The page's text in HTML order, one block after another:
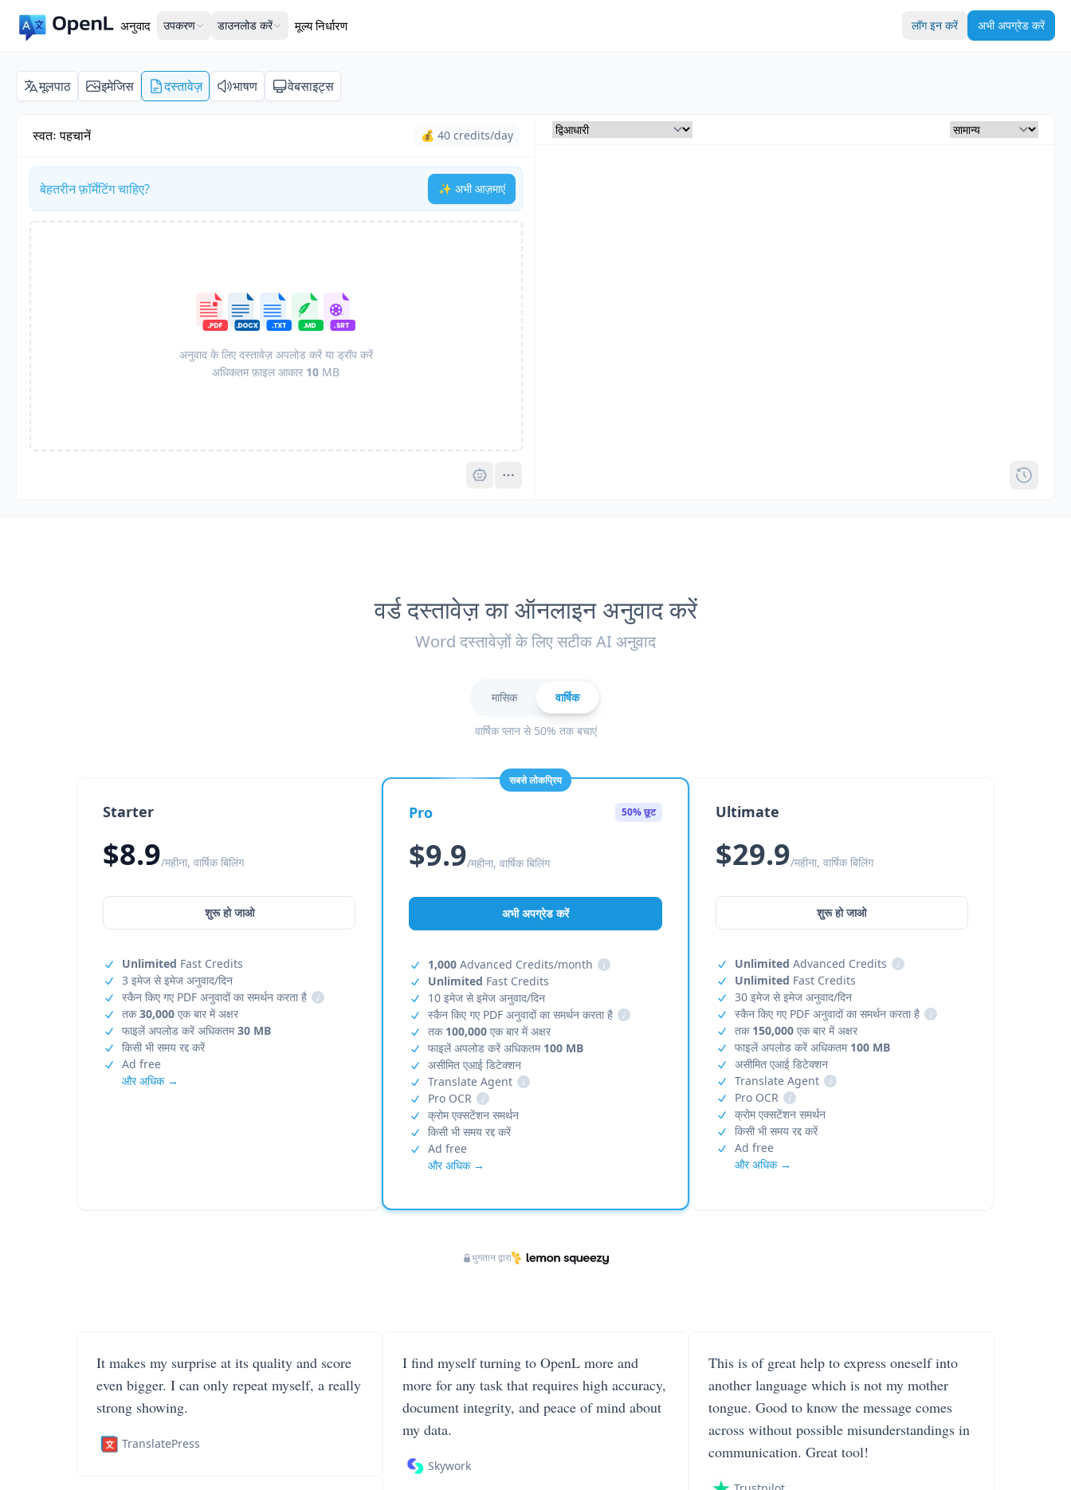
अनुवाद उपकरण डाउनलोड करें मूल्य निर्धारण लॉग इन करें अभी अपग्रेड करें
मूलपाठ इमेजिस दस्तावेज़ भाषण वेबसाइट्स
स्वतः पहचानें 💰 40 credits/day
बेहतरीन फ़ॉर्मेटिंग चाहिए? ✨ अभी आज़माएं
अनुवाद के लिए दस्तावेज़ अपलोड करें या ड्रॉप करें
अधिकतम फ़ाइल आकार 10 MB
Pro
वर्ड दस्तावेज़ का ऑनलाइन अनुवाद करें
Word दस्तावेज़ों के लिए सटीक AI अनुवाद
मासिक वार्षिक
वार्षिक प्लान से 50% तक बचाएं
Starter
$8.9/महीना, वार्षिक बिलिंग
शुरू हो जाओ
Unlimited Fast Credits
3 इमेज से इमेज अनुवाद/दिन
स्कैन किए गए PDF अनुवादों का समर्थन करता है
i
तक30,000 एक बार में अक्षर
फाइलें अपलोड करें अधिकतम30 MB
किसी भी समय रद्द करें
Ad free
और अधिक →
सबसे लोकप्रिय
Pro 50% छूट
$9.9/महीना, वार्षिक बिलिंग
अभी अपग्रेड करें
1,000 Advanced Credits/month
i
Unlimited Fast Credits
10 इमेज से इमेज अनुवाद/दिन
स्कैन किए गए PDF अनुवादों का समर्थन करता है
i
तक 100,000 एक बार में अक्षर
फाइलें अपलोड करें अधिकतम 100 MB
असीमित एआई डिटेक्शन
Translate Agent
i
Pro OCR
i
क्रोम एक्सटेंशन समर्थन
किसी भी समय रद्द करें
Ad free
और अधिक →
Ultimate
$29.9/महीना, वार्षिक बिलिंग
शुरू हो जाओ
Unlimited Advanced Credits
i
Unlimited Fast Credits
30 इमेज से इमेज अनुवाद/दिन
स्कैन किए गए PDF अनुवादों का समर्थन करता है
i
तक 150,000एक बार में अक्षर
फाइलें अपलोड करें अधिकतम 100 MB
असीमित एआई डिटेक्शन
Translate Agent
i
Pro OCR
i
क्रोम एक्सटेंशन समर्थन
किसी भी समय रद्द करें
Ad free
और अधिक →
भुगतान द्वारा
It makes my surprise at its quality and score
even bigger. I can only repeat myself, a really
strong showing.
TranslatePress
I find myself turning to OpenL more and
more for any task that requires high accuracy,
document integrity, and peace of mind about
my data.
Skywork
This is of great help to express oneself into
another language which is not my mother
tongue. Good to know the message comes
across without possible misunderstandings in
communication. Great tool!